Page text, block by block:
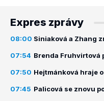
Expres zprávy
08:00 Siniaková a Zhang
07:54 Brenda Fruhvirtová
07:50 Hejtmánková hraje
07:45 Palicová se znovu